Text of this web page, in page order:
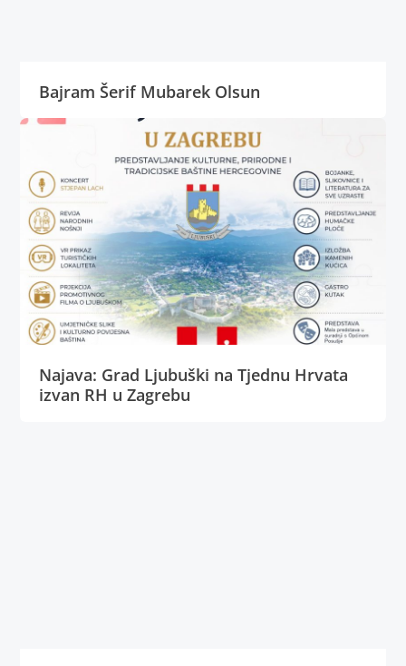
Bajram Šerif Mubarek Olsun
Najava: Grad Ljubuški na Tjednu Hrvata
izvan RH u Zagrebu